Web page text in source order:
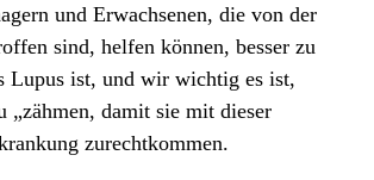
und Erwachsenen, die von der
sind, helfen können, besser zu
Lupus ist, und wir wichtig es ist,
„zähmen, damit sie mit dieser
zurechtkommen.